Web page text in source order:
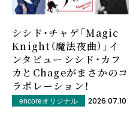
シシド・チャゲ「Magic
Knight（魔法夜曲）」イ
ンタビュー――シシド・カフ
カとChageがまさかのコ
ラボレーション！
encoreオリジナル 2026.07.10